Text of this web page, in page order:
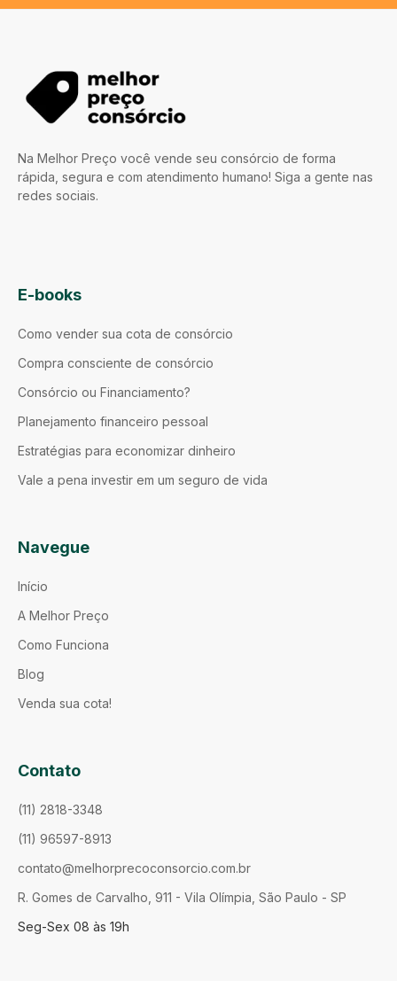
Na Melhor Preço você vende seu consórcio de forma
rápida, segura e com atendimento humano! Siga a gente nas
redes sociais.
E-books
Como vender sua cota de consórcio
Compra consciente de consórcio
Consórcio ou Financiamento?
Planejamento financeiro pessoal
Estratégias para economizar dinheiro
Vale a pena investir em um seguro de vida
Navegue
Início
A Melhor Preço
Como Funciona
Blog
Venda sua cota!
Contato
(11) 2818-3348
(11) 96597-8913
contato@melhorprecoconsorcio.com.br
R. Gomes de Carvalho, 911 - Vila Olímpia, São Paulo - SP
Seg-Sex 08 às 19h